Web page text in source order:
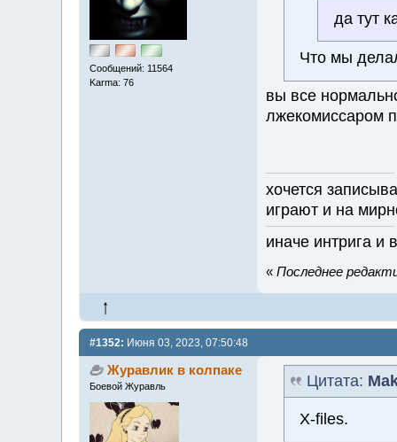
Сообщений: 11564
Karma: 76
да тут
Что мы
вы все
лжекомиссаром
хочется
играют и на
иначе интрига и
« Последнее
#1352: Июня 03, 2023, 07:50:48
Журавлик в колпаке
Боевой Журавль Цитата:
X-files.